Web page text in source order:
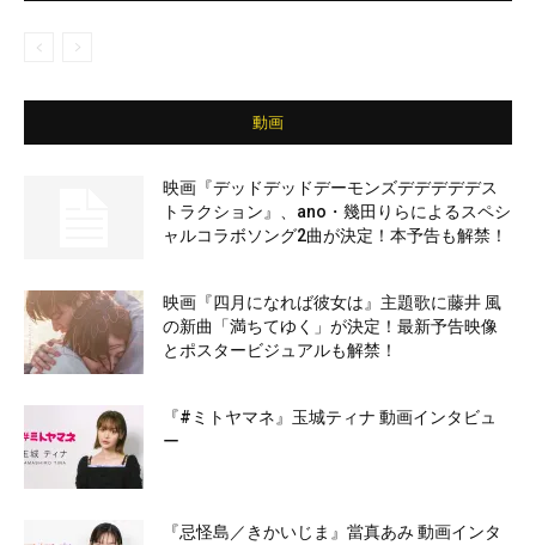
動画
映画『デッドデッドデーモンズデデデデデス
トラクション』、ano・幾田りらによるスペシ
ャルコラボソング2曲が決定！本予告も解禁！
映画『四月になれば彼女は』主題歌に藤井 風
の新曲「満ちてゆく」が決定！最新予告映像
とポスタービジュアルも解禁！
『#ミトヤマネ』玉城ティナ 動画インタビュ
ー
『忌怪島／きかいじま』當真あみ 動画インタ